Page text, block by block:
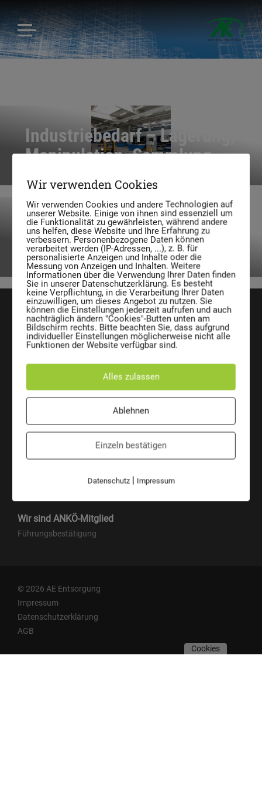
Industriebedarf – Lagerung,
Manipulation, Sammlung, …
Gefahrgut-/Lagerbehälter
mobile Tankstelle
Josef Sandhofer Straße 9c
Austria
Telefon:+43 2266 66 190 0
E-Mail:office@ae-entsorgung.eu
Kontakt
VERANTWORTUNG
Mülltonne CO2 Kalkulator
Wir sind ANKÖ-Mitglied
Führungsbestätigung
© 2026 AE Entsorgung
Impressum
Datenschutzerklärung
AGB
Cookies
Wir verwenden Cookies
Wir verwenden Cookies und andere Technologien auf
unserer Website. Einige von ihnen sind essenziell um
die Funktionalität zu gewährleisten, während andere
uns helfen, diese Website und Ihre Erfahrung zu
verbessern. Personenbezogene Daten können
verarbeitet werden (IP-Adressen, ...), z. B. für
personalisierte Anzeigen und Inhalte oder die
Messung von Anzeigen und Inhalten. Weitere
Informationen über die Verwendung Ihrer Daten finden
Sie in unserer Datenschutzerklärung. Es besteht
keine Verpflichtung, in die Verarbeitung Ihrer Daten
einzuwilligen, um dieses Angebot zu nutzen. Sie
können die Einstellungen jederzeit aufrufen und auch
nachträglich ändern "Cookies"-Butten unten am
Bildschirm rechts. Bitte beachten Sie, dass aufgrund
individueller Einstellungen möglicherweise nicht alle
Funktionen der Website verfügbar sind.
Alles zulassen
Ablehnen
Einzeln bestätigen
Datenschutz| Impressum